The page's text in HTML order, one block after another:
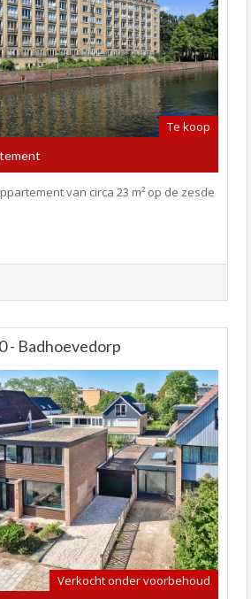
Te koop
van circa 23 m² op de zesde
- Badhoevedorp
Verkocht onder voorbehoud